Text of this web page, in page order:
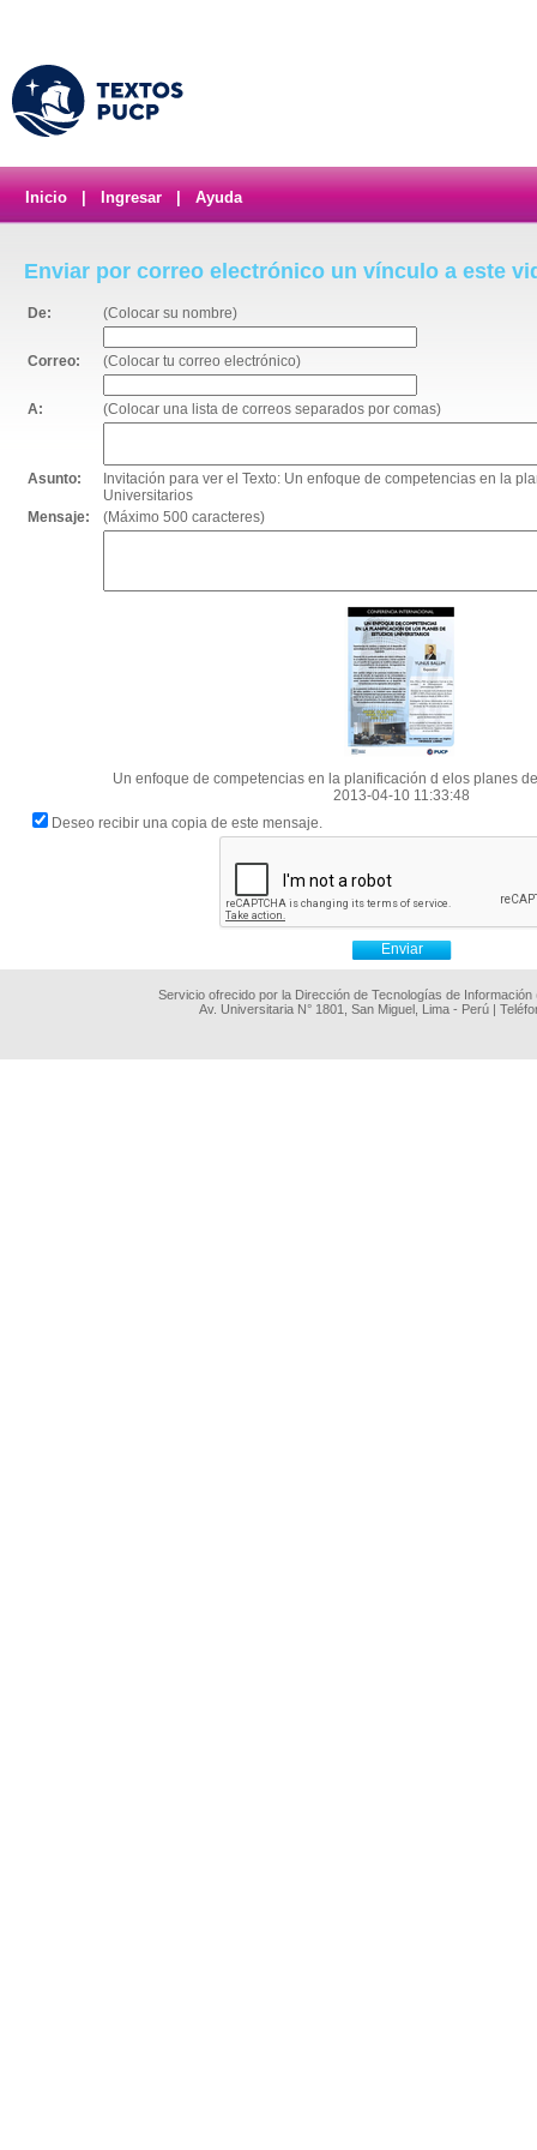
Inicio Ingresar Ayuda
Enviar por correo electrónico un vínculo a este
De: (Colocar su nombre)
Correo: (Colocar tu correo electrónico)
A: (Colocar una lista de correos separados por comas)
Asunto:
Invitación para ver el Texto: Un enfoque de competencias en la
Universitarios
Mensaje:
(Máximo 500 caracteres)
Un enfoque de competencias en la planificación d elos planes
2013-04-10 11:33:48
Deseo recibir una copia de este mensaje.
Servicio ofrecido por la Dirección de Tecnologías de
Av. Universitaria N° 1801, San Miguel, Lima - Perú |